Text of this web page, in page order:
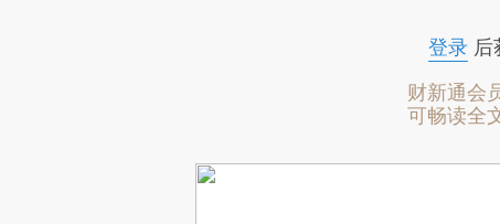
登录后
财新通会
可畅读全